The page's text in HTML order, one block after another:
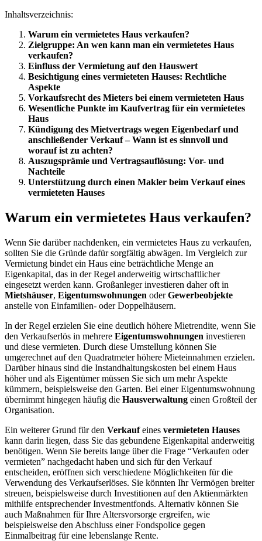
Inhaltsverzeichnis:
Warum ein vermietetes Haus verkaufen?
Zielgruppe: An wen kann man ein vermietetes Haus
verkaufen?
Einfluss der Vermietung auf den Hauswert
Besichtigung eines vermieteten Hauses: Rechtliche
Aspekte
Vorkaufsrecht des Mieters bei einem vermieteten Haus
Wesentliche Punkte im Kaufvertrag für ein vermietetes
Haus
Kündigung des Mietvertrags wegen Eigenbedarf und
anschließender Verkauf – Wann ist es sinnvoll und
worauf ist zu achten?
Auszugsprämie und Vertragsauflösung: Vor- und
Nachteile
Unterstützung durch einen Makler beim Verkauf eines
vermieteten Hauses
Warum ein vermietetes Haus verkaufen?
Wenn Sie darüber nachdenken, ein vermietetes Haus zu verkaufen,
sollten Sie die Gründe dafür sorgfältig abwägen. Im Vergleich zur
Vermietung bindet ein Haus eine beträchtliche Menge an
Eigenkapital, das in der Regel anderweitig wirtschaftlicher
eingesetzt werden kann. Großanleger investieren daher oft in
Mietshäuser, Eigentumswohnungen oderGewerbeobjekte
anstelle von Einfamilien- oder Doppelhäusern.
In der Regel erzielen Sie eine deutlich höhere Mietrendite, wenn Sie
den Verkaufserlös in mehrere Eigentumswohnungen investieren
und diese vermieten. Durch diese Umstellung können Sie
umgerechnet auf den Quadratmeter höhere Mieteinnahmen erzielen.
Darüber hinaus sind die Instandhaltungskosten bei einem Haus
höher und als Eigentümer müssen Sie sich um mehr Aspekte
kümmern, beispielsweise den Garten. Bei einer Eigentumswohnung
übernimmt hingegen häufig die Hausverwaltung einen Großteil der
Organisation.
Ein weiterer Grund für den Verkaufeines vermieteten Hauses
kann darin liegen, dass Sie das gebundene Eigenkapital anderweitig
benötigen. Wenn Sie bereits lange über die Frage “Verkaufen oder
vermieten” nachgedacht haben und sich für den Verkauf
entscheiden, eröffnen sich verschiedene Möglichkeiten für die
Verwendung des Verkaufserlöses. Sie könnten Ihr Vermögen breiter
streuen, beispielsweise durch Investitionen auf den Aktienmärkten
mithilfe entsprechender Investmentfonds. Alternativ können Sie
auch Maßnahmen für Ihre Altersvorsorge ergreifen, wie
beispielsweise den Abschluss einer Fondspolice gegen
Einmalbeitrag für eine lebenslange Rente.